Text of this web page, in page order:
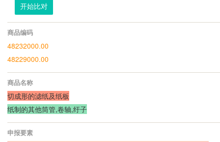
开始比对
商品编码
48232000.00
48229000.00
商品名称
切成形的滤纸及纸板
纸制的其他筒管,卷轴,纡子
申报要素